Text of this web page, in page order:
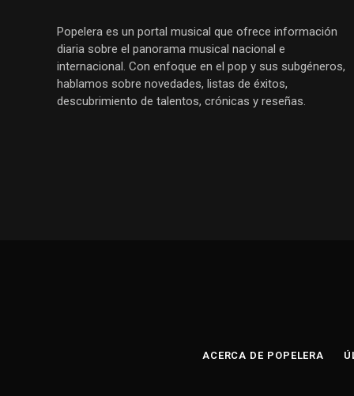
Popelera es un portal musical que ofrece información
diaria sobre el panorama musical nacional e
internacional. Con enfoque en el pop y sus subgéneros,
hablamos sobre novedades, listas de éxitos,
descubrimiento de talentos, crónicas y reseñas.
ACERCA DE POPELERA